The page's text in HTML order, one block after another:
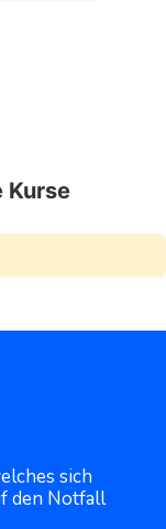
Kurse
sich
den Notfall